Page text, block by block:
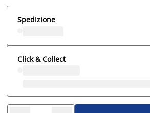
Spedizione
Click & Collect